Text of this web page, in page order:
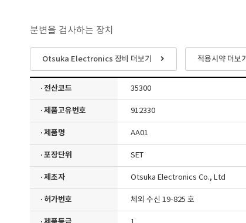
분변을 검사하는 장치
Otsuka Electronics 장비 더보기 적용시약 더보기
· 전산코드 35300
· 제품고유번호 912330
· 제품명 AA01
· 포장단위 SET
· 제조자 Otsuka Electronics Co., Ltd
· 허가번호 체외 수신 19-825 호